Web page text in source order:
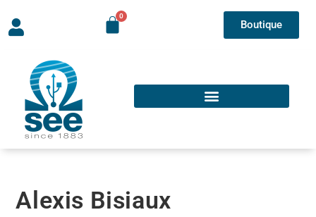
Boutique
Alexis Bisiaux